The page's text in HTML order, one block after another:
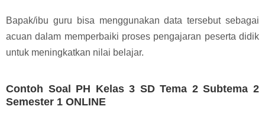
Bapak/ibu guru bisa menggunakan data tersebut sebagai
acuan dalam memperbaiki proses pengajaran peserta didik
untuk meningkatkan nilai belajar.
Contoh Soal PH Kelas 3 SD Tema 2 Subtema 2
Semester 1 ONLINE